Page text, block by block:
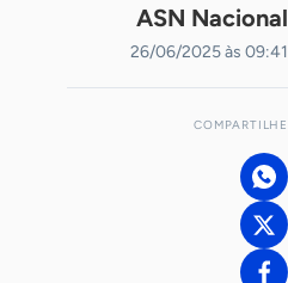
ASN Nacional
26/06/2025 às 09:41
COMPARTILHE